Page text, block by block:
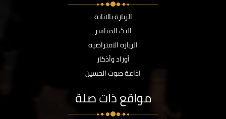
الزيارة بالانابة
البث المباشر
الزيارة الافتراضية
أوراد وأذكار
اذاعة صوت الحسين
مواقع ذات صلة